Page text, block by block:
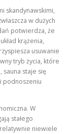
skandynawskimi,
w dużych
potwierdza, że
krążenia,
usuwanie
tryb życia, które
sauna staje się
podnoszeniu
W
stałego
niewiele